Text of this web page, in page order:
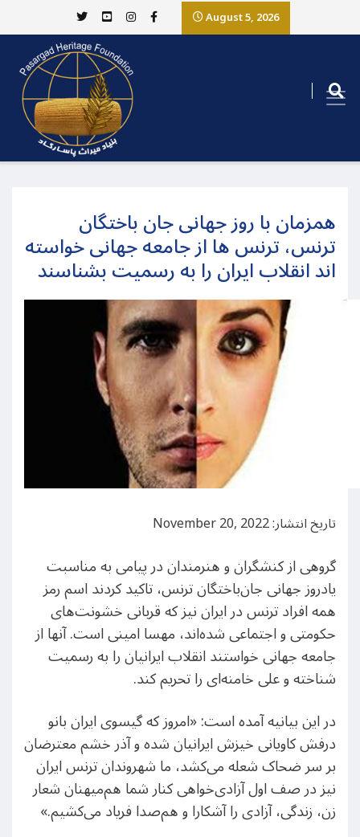
August 5, 2026
همزمان با روز جهانی جان باختگان
ترنس، ترنس ها از جامعه جهانی خواسته
اند انقلاب ایران را به رسمیت بشناسند
تاریخ انتشار: November 20, 2022
گروهی از کنشگران و هنرمندان در پیامی به مناسبت
یادروز جهانی جان‌باختگان ترنس، تاکید کردند اسم رمز
همه افراد ترنس در ایران نیز که قربانی خشونت‌های
حکومتی و اجتماعی شده‌اند، مهسا امینی است. آنها از
جامعه جهانی خواستند انقلاب ایرانیان را به رسمیت
شناخته و علی خامنه‌ای را تحریم کند.
در این بیانیه آمده است: «امروز که گیسوی ایران بانو
درفش کاویانی خیزش ایرانیان شده و آذر خشم معترضان
بر سر ضحاک شعله می‌کشد، ما شهروندان ترنس ایران
نیز در صف اول آزادی‌خواهی کنار شما هم‌میهنان شعار
زن، زندگی، آزادی را آشکارا و هم‌صدا فریاد می‌کشیم.»